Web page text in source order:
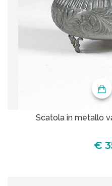
Scatola in metallo
€